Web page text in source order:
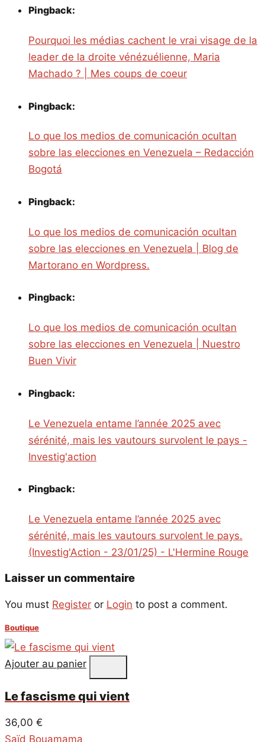
Pingback:
Pourquoi les médias cachent le vrai visage de la
leader de la droite vénézuélienne, Maria
Machado ? | Mes coups de coeur
Pingback:
Lo que los medios de comunicación ocultan
sobre las elecciones en Venezuela – Redacción
Bogotá
Pingback:
Lo que los medios de comunicación ocultan
sobre las elecciones en Venezuela | Blog de
Martorano en Wordpress.
Pingback:
Lo que los medios de comunicación ocultan
sobre las elecciones en Venezuela | Nuestro
Buen Vivir
Pingback:
Le Venezuela entame l’année 2025 avec
sérénité, mais les vautours survolent le pays -
Investig'action
Pingback:
Le Venezuela entame l’année 2025 avec
sérénité, mais les vautours survolent le pays.
(Investig'Action - 23/01/25) - L'Hermine Rouge
Laisser un commentaire
You must Register or Login to post a comment.
Boutique
Ajouter au panier
Le fascisme qui vient
36,00 €
Saïd Bouamama